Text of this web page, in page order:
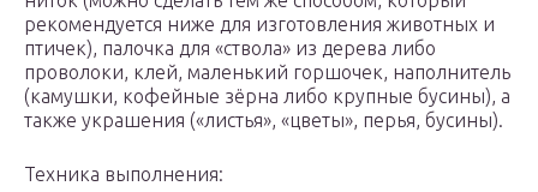
рекомендуется ниже для изготовления животных и
птичек), палочка для «ствола» из дерева либо
проволоки, клей, маленький горшочек, наполнитель
(камушки, кофейные зёрна либо крупные бусины), а
также украшения («листья», «цветы», перья, бусины).
Техника выполнения: